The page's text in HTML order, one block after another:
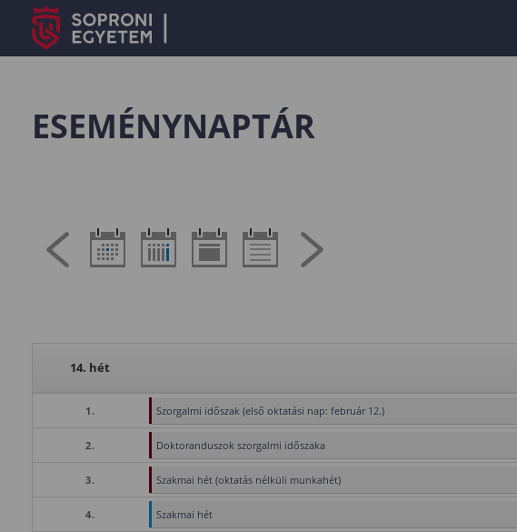
ESEMÉNYNAPTÁR
14. hét
1. Szorgalmi időszak (első oktatási nap: február 12.)
2. Doktoranduszok szorgalmi időszaka
3. Szakmai hét (oktatás nélküli munkahét)
4.
Szakmai hét